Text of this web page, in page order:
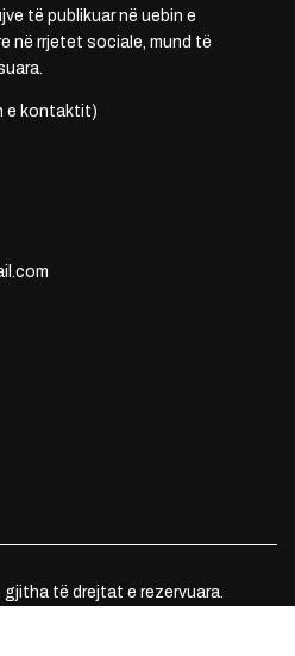
të publikuar në uebin e
në rrjetet sociale, mund të
e kontaktit)
të drejtat e rezervuara.